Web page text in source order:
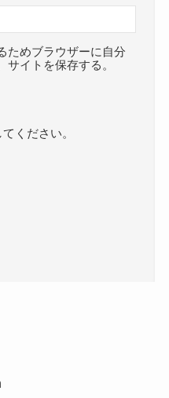
ためブラウザーに自分
サイトを保存する。
ください。